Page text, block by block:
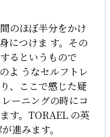
のほぼ半分をかけ
につけま す。その
るというもので
よ うなセルフトレ
、ここで感じた疑
ーニングの時にコ
す。TORAEL の英
進みます。